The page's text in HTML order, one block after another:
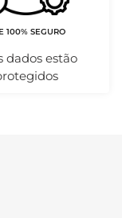
100% SEGURO
dados estão